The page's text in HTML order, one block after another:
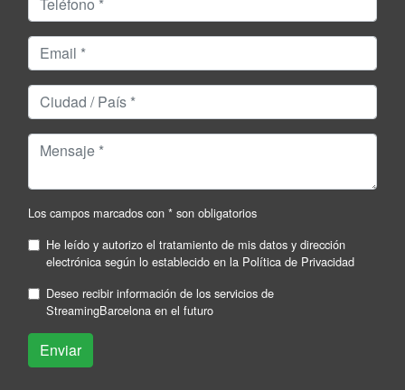
Los campos marcados con * son obligatorios
He leído y autorizo el tratamiento de mis datos y dirección
electrónica según lo establecido en la Política de Privacidad
Deseo recibir información de los servicios de
StreamingBarcelona en el futuro